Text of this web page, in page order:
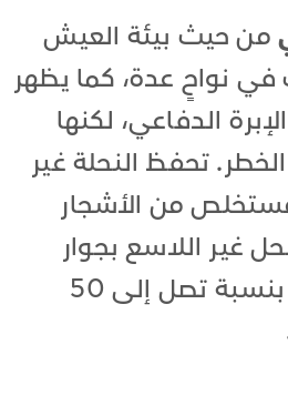
من حيث بيئة العيش
في نواحٍ عدة، كما يظهر
الدفاعي، لكنها
تحفظ النحلة غير
من الأشجار
غير اللاسع بجوار
الأراضي الزراعية، مما يزيد قدرتها الإنتاجية والمحاصيل بنسبة تصل إلى 50